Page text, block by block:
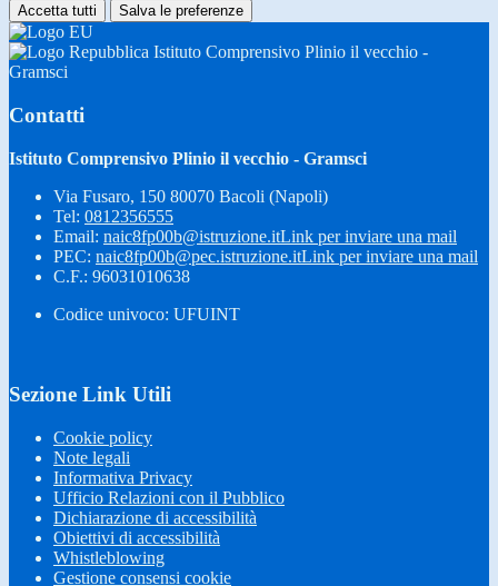
Accetta tutti Salva le preferenze
Istituto Comprensivo Plinio il vecchio -
Gramsci
Contatti
Istituto Comprensivo Plinio il vecchio - Gramsci
Via Fusaro, 150 80070 Bacoli (Napoli)
Tel: 0812356555
Email: naic8fp00b@istruzione.itLink per inviare una mail
PEC: naic8fp00b@pec.istruzione.itLink per inviare una mail
C.F.: 96031010638
Codice univoco: UFUINT
Sezione Link Utili
Cookie policy
Note legali
Informativa Privacy
Ufficio Relazioni con il Pubblico
Dichiarazione di accessibilità
Obiettivi di accessibilità
Whistleblowing
Gestione consensi cookie